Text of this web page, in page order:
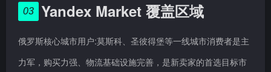
03 Yandex Market 覆盖区域
俄罗斯核心城市用户:莫斯科、圣彼得堡等一线城市消费者是主
力军，购买力强、物流基础设施完善，是新卖家的首选目标市